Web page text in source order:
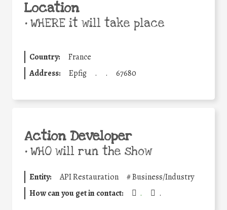
Location
•WHERE it will take place
Country:
France
Address:
Epfig . . 67680
Action Developer
•WHO will run the show
Entity: API Restauration #Business/Industry
How can you get in contact:
. .